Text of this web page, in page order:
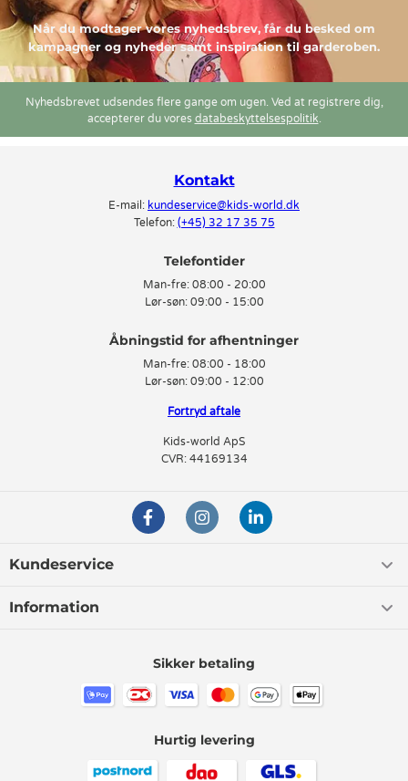
Når du modtager vores nyhedsbrev, får du besked om
kampagner og nyheder samt inspiration til garderoben.
Nyhedsbrevet udsendes flere gange om ugen. Ved at registrere dig,
accepterer du vores databeskyttelsespolitik.
Kontakt
E-mail: kundeservice@kids-world.dk
Telefon: (+45) 32 17 35 75
Telefontider
Man-fre: 08:00 - 20:00
Lør-søn: 09:00 - 15:00
Man-fre: 08:00 - 18:00
Lør-søn: 09:00 - 12:00
Fortryd aftale
Kids-world ApS
CVR: 44169134
Kundeservice
Information
Sikker betaling
Hurtig levering